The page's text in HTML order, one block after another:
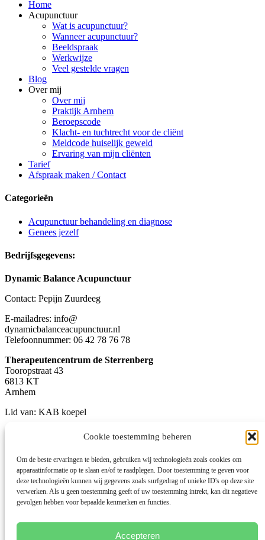
Cookie toestemming beheren
Om de beste ervaringen te bieden, gebruiken wij technologieën zoals cookies om
apparaatinformatie op te slaan en/of te raadplegen. Door toestemming te geven voor
deze technologieën kunnen wij gegevens zoals surfgedrag of unieke ID's op deze site
verwerken. Als u geen toestemming geeft of uw toestemming intrekt, kan dit negatieve
gevolgen hebben voor bepaalde kenmerken en functies.
Accepteren
Home
Acupunctuur
Wat is acupunctuur?
Wanneer acupunctuur?
Beeldspraak
Werkwijze
Veel gestelde vragen
Blog
Over mij
Over mij
Praktijk Arnhem
Beroepscode
Klacht- en tuchtrecht voor de cliënt
Meldcode huiselijk geweld
Ervaring van mijn cliënten
Tarief
Afspraak maken / Contact
Categorieën
Acupunctuur behandeling en diagnose
Genees jezelf
Bedrijfsgegevens:
Dynamic Balance Acupunctuur
Contact: Pepijn Zuurdeeg
E-mailadres: info@
dynamicbalanceacupunctuur.nl
Telefoonnummer: 06 42 78 76 78
Therapeutencentrum de Sterrenberg
Tooropstraat 43
6813 KT
Arnhem
Lid van: KAB koepel
Beroepsvereniging: NVA: D4483
btw-id NL001859839B36
Disclaimer
Cookiewetgeving
Algemene voorwaarden